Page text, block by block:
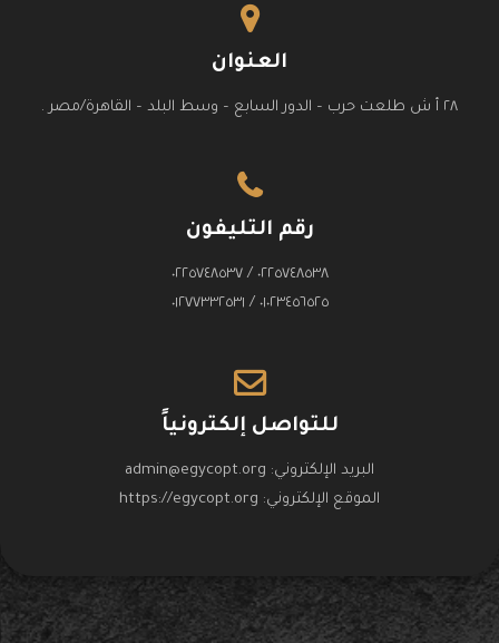
العنوان
٢٨ أ ش طلعت حرب – الدور السابع – وسط البلد – القاهرة/مصر .
رقم التليفون
٠٢٢٥٧٤٨٥٣٨ / ٠٢٢٥٧٤٨٥٣٧
٠١٠٢٣٤٥٦٥٢٥ / ٠١٢٧٧٣٣٢٥٣١
للتواصل إلكترونياً
البريد الإلكتروني: admin@egycopt.org
الموقع الإلكتروني: https://egycopt.org